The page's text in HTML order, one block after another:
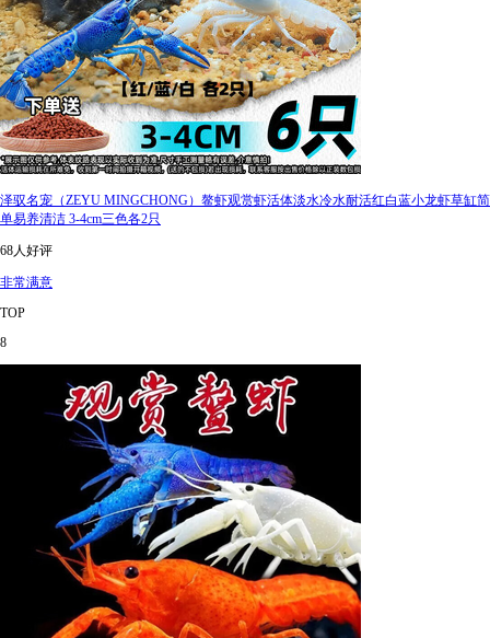
泽驭名宠（ZEYU MINGCHONG）鳌虾观赏虾活体淡水冷水耐活红白蓝小龙虾草缸简
单易养清洁 3-4cm三色各2只
68人好评
非常满意
TOP
8